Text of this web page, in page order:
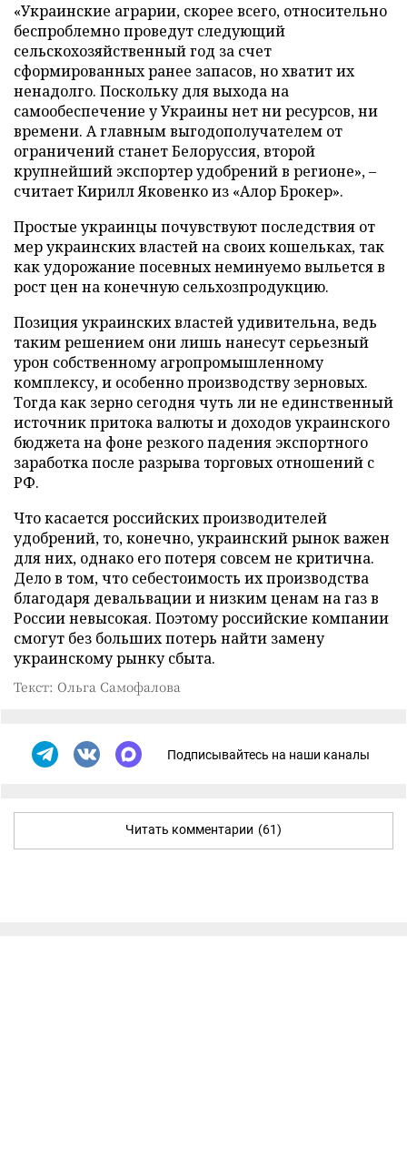
«Украинские аграрии, скорее всего, относительно
беспроблемно проведут следующий
сельскохозяйственный год за счет
сформированных ранее запасов, но хватит их
ненадолго. Поскольку для выхода на
самообеспечение у Украины нет ни ресурсов, ни
времени. А главным выгодополучателем от
ограничений станет Белоруссия, второй
крупнейший экспортер удобрений в регионе», –
считает Кирилл Яковенко из «Алор Брокер».
Простые украинцы почувствуют последствия от
мер украинских властей на своих кошельках, так
как удорожание посевных неминуемо выльется в
рост цен на конечную сельхозпродукцию.
Позиция украинских властей удивительна, ведь
таким решением они лишь нанесут серьезный
урон собственному агропромышленному
комплексу, и особенно производству зерновых.
Тогда как зерно сегодня чуть ли не единственный
источник притока валюты и доходов украинского
бюджета на фоне резкого падения экспортного
заработка после разрыва торговых отношений с
РФ.
Что касается российских производителей
удобрений, то, конечно, украинский рынок важен
для них, однако его потеря совсем не критична.
Дело в том, что себестоимость их производства
благодаря девальвации и низким ценам на газ в
России невысокая. Поэтому российские компании
смогут без больших потерь найти замену
украинскому рынку сбыта.
Текст: Ольга Самофалова
Подписывайтесь на наши каналы
Читать комментарии (61)